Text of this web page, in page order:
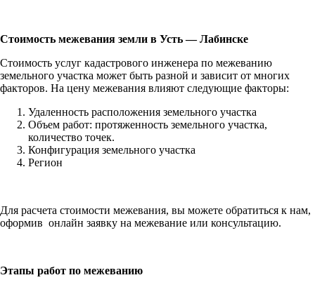
Стоимость межевания земли в Усть — Лабинске
Стоимость услуг кадастрового инженера по межеванию
земельного участка может быть разной и зависит от многих
факторов. На цену межевания влияют следующие факторы:
Удаленность расположения земельного участка
Объем работ: протяженность земельного участка,
количество точек.
Конфигурация земельного участка
Регион
Для расчета стоимости межевания, вы можете обратиться к нам,
оформив онлайн заявку на межевание или консультацию.
Этапы работ по межеванию